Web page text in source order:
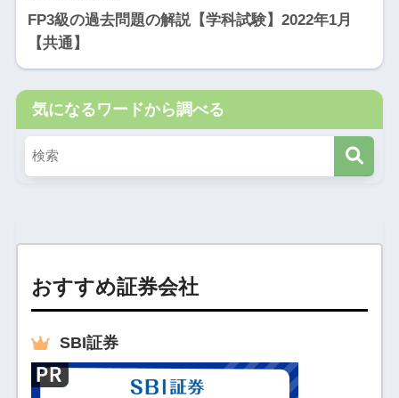
FP3級の過去問題の解説【学科試験】2022年1月
【共通】
気になるワードから調べる
おすすめ証券会社
SBI証券